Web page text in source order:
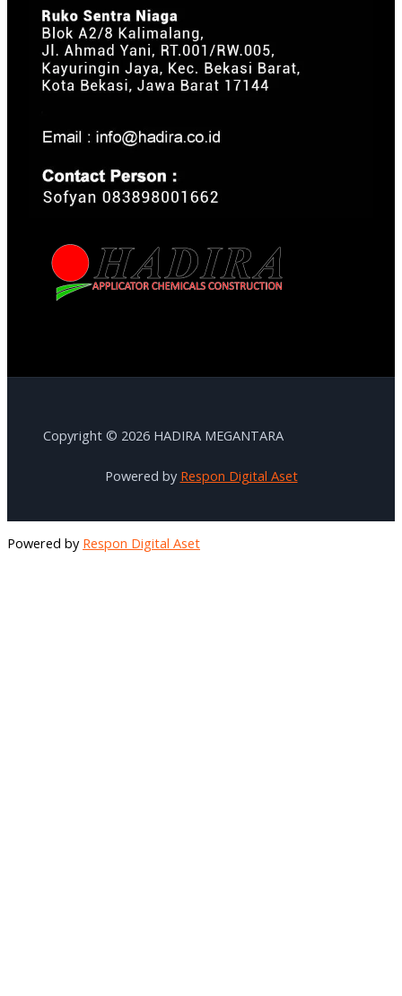
Copyright © 2026 HADIRA MEGANTARA
Powered by Respon Digital Aset
Powered by Respon Digital Aset